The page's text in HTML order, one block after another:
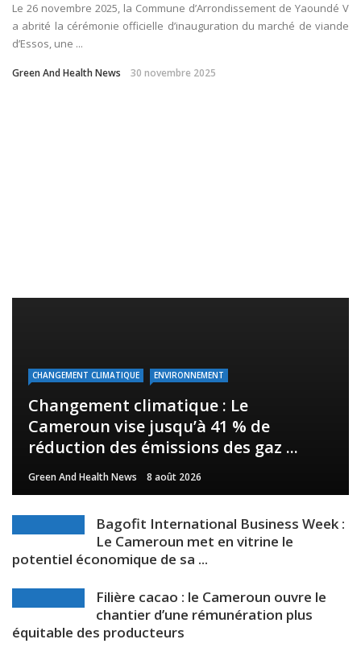
Le 26 novembre 2025, la Commune d’Arrondissement de Yaoundé V
a abrité la cérémonie officielle d’inauguration du marché de viande
d’Essos, une ...
Green And Health News 30 novembre 2025
CHANGEMENT CLIMATIQUE ENVIRONNEMENT
Changement climatique : Le
Cameroun vise jusqu’à 41 % de
réduction des émissions des gaz ...
Green And Health News 8 août 2026
Bagofit International Business Week :
Le Cameroun met en vitrine le
potentiel économique de sa ...
Filière cacao : le Cameroun ouvre le
chantier d’une rémunération plus
équitable des producteurs